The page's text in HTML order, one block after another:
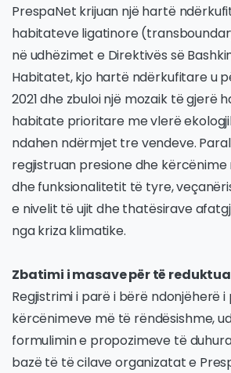
PrespaNet krijuan një hartë
habitateve ligatinore
në udhëzimet e Direktivës së
Habitatet, kjo hartë ndërkufitare u
2021 dhe zbuloi një mozaik të gjerë
habitate prioritare me vlerë
ndahen ndërmjet tre vendeve.
regjistruan presione dhe
dhe funksionalitetit të tyre,
e nivelit të ujit dhe thatësirave
nga kriza klimatike.
Zbatimi i masave për të
Regjistrimi i parë i bërë ndonjëherë
kërcënimeve më të rëndësishme,
formulimin e propozimeve të
bazë të të cilave organizatat e